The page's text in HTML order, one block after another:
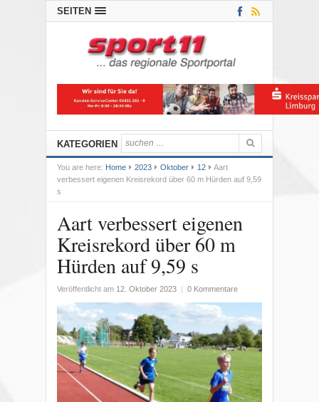
SEITEN
KATEGORIEN
You are here: Home 2023 Oktober 12
Aart
verbessert eigenen Kreisrekord über 60 m Hürden auf 9,59
s
Aart verbessert eigenen
Kreisrekord über 60 m
Hürden auf 9,59 s
Veröffentlicht am 12. Oktober 2023 0 Kommentare